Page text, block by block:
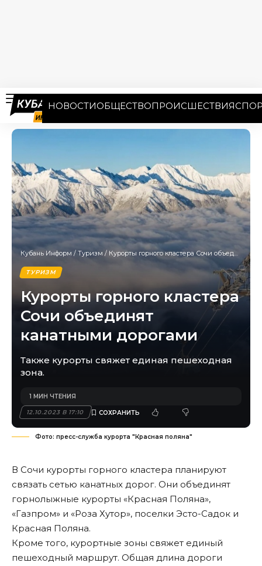
НОВОСТИОБЩЕСТВОПРОИСШЕСТВИЯ
Кубань Информ / Туризм / Курорты горного кластера Сочи объединят канатными дорогами
ТУРИЗМ
Курорты горного кластера
Сочи объединят
канатными дорогами
Также курорты свяжет единая пешеходная
зона.
12.10.2023 В 17:10
1 МИН ЧТЕНИЯ
Фото: пресс-служба курорта "Красная поляна"
В Сочи курорты горного кластера планируют
связать сетью канатных дорог. Они объединят
горнолыжные курорты «Красная Поляна»,
«Газпром» и «Роза Хутор», поселки Эсто-Садок и
Красная Поляна.
Кроме того, курортные зоны свяжет единый
пешеходный маршрут. Общая длина дороги